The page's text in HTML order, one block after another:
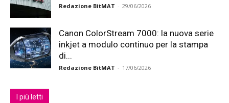
Redazione BitMAT - 29/06/2026
Canon ColorStream 7000: la nuova serie
inkjet a modulo continuo per la stampa
di...
Redazione BitMAT - 17/06/2026
I più letti